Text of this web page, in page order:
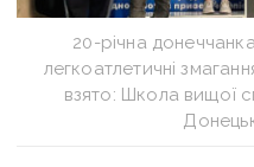
20-річна
легкоатлетичні
взято: Школа вищої